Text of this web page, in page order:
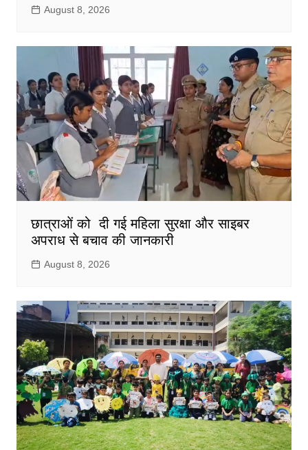
August 8, 2026
छात्राओं को दी गई महिला सुरक्षा और साइबर
अपराध से बचाव की जानकारी
August 8, 2026